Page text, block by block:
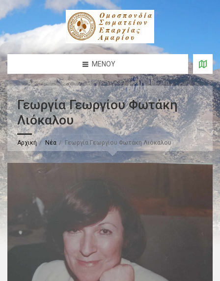
ΜΕΝΟΎ
Γεωργία Γεωργίου Φωτάκη
Λιόκαλου
Αρχική Νέα Γεωργία Γεωργίου Φωτάκη Λιόκαλου